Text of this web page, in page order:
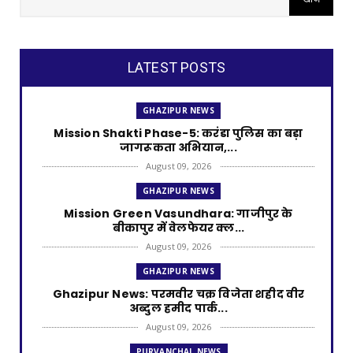
LATEST POSTS
GHAZIPUR NEWS
Mission Shakti Phase-5: करंडा पुलिस का बड़ा
जागरूकता अभियान,...
August 09, 2026
GHAZIPUR NEWS
Mission Green Vasundhara: गाजीपुर के
बीकापुर में वेलफेयर क्ल...
August 09, 2026
GHAZIPUR NEWS
Ghazipur News: परमवीर चक्र विजेता शहीद वीर
अब्दुल हमीद पार्क...
August 09, 2026